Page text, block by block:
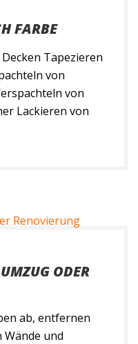
FARBE
Tapezieren
von
von
Lackieren von
in der
Akzente […]
ODER
ab, entfernen
und